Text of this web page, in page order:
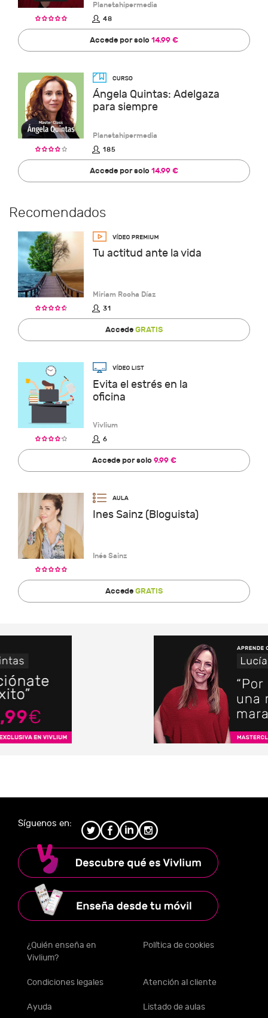
Planetahipermedia
48
Accede por solo14.99 €
Ángela Quintas: Adelgaza
para siempre
Planetahipermedia
185
Accede por solo14.99 €
Recomendados
Tu actitud ante la vida
Miriam Rocha Díaz
31
AccedeGRATIS
Evita el estrés en la
oficina
Vivlium
6
Accede por solo9.99 €
Ines Sainz (Bloguista)
Inés Sainz
AccedeGRATIS
Síguenos en:
¿Quién enseña en
Vivlium?
Política de cookies
Condiciones legales Atención al cliente
Ayuda Listado de aulas